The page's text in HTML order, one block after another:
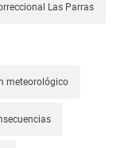
Las Parras
meteorológico